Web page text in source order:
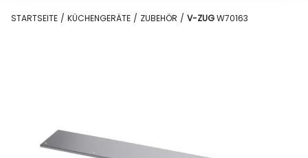
STARTSEITE / KÜCHENGERÄTE / ZUBEHÖR / V-ZUGW70163